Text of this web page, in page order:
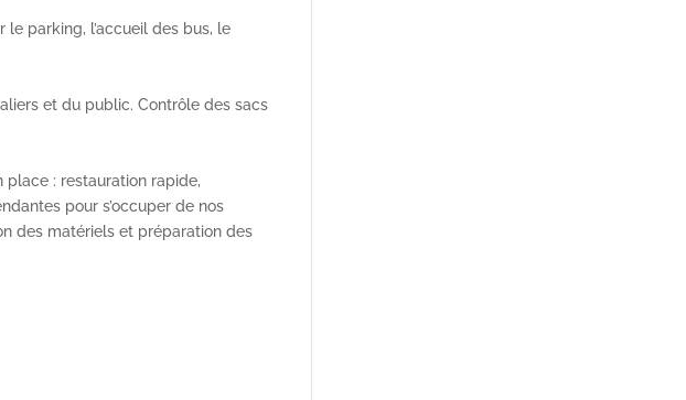
le parking, l’accueil des bus, le
et du public. Contrôle des sacs
place : restauration rapide,
pour s’occuper de nos
des matériels et préparation des